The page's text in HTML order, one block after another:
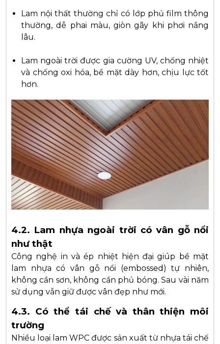
Lam nội thất thường chỉ có lớp phủ film thông
thường, dễ phai màu, giòn gãy khi phơi nắng
lâu.
Lam ngoài trời được gia cường UV, chống nhiệt
và chống oxi hóa, bề mặt dày hơn, chịu lực tốt
hơn.
4.2. Lam nhựa ngoài trời có vân gỗ nổi
như thật
Công nghệ in và ép nhiệt hiện đại giúp bề mặt
lam nhựa có vân gỗ nổi (embossed) tự nhiên,
không cần sơn, không cần phủ bóng. Sau vài năm
sử dụng vẫn giữ được vân đẹp như mới.
4.3. Có thể tái chế và thân thiện môi
trường
Nhiều loại lam WPC được sản xuất từ nhựa tái chế